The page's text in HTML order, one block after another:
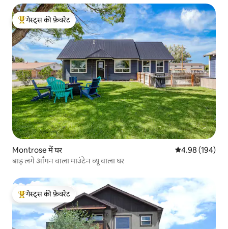
गेस्ट्स का टॉप फ़ेवरेट
गेस्ट्स की फ़ेवरेट
Montrose में घर औसत रेटिंग 5 में से
4.98 (194)
बाड़ लगे आँगन वाला माउंटेन व्यू वाला घर
गेस्ट्स का टॉप फ़ेवरेट
गेस्ट्स की फ़ेवरेट